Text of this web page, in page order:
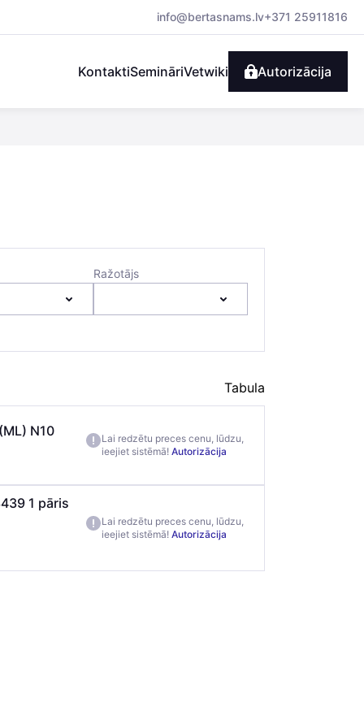
info@bertasnams.lv+371 25911816
KontaktiSemināriVetwiki Autorizācija
Ražotājs
Tabula
N10
Lai redzētu preces cenu, lūdzu,
ieejiet sistēmā! Autorizācija
1 pāris
Lai redzētu preces cenu, lūdzu,
ieejiet sistēmā! Autorizācija